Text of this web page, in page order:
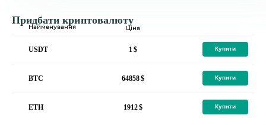
Придбати криптовалюту
Найменування Ціна
USDT 1 Купити
BTC 64858 Купити
ETH 1912 Купити